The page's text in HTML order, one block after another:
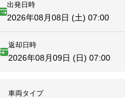
出発日時
2026年08月08日 (土) 07:00
返却日時
2026年08月09日 (日) 07:00
車両タイプ